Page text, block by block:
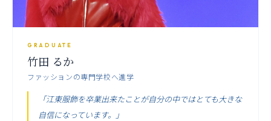
GRADUATE
竹田 るか
ファッションの専門学校へ進学
「江東服飾を卒業出来たことが自分の中ではとても大きな
自信になっています。」